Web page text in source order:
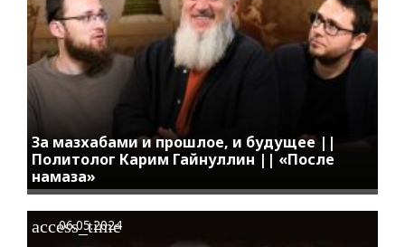
За мазхабами и прошлое, и будущее ||
Политолог Карим Гайнуллин || «После
намаза»
access_time
06.05.2024